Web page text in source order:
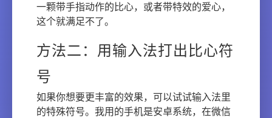
一颗带手指动作的比心，或者带特效的爱心，
这个就满足不了。
方法二：用输入法打出比心符
号
如果你想要更丰富的效果，可以试试输入法里
的特殊符号。我用的手机是安卓系统，在微信